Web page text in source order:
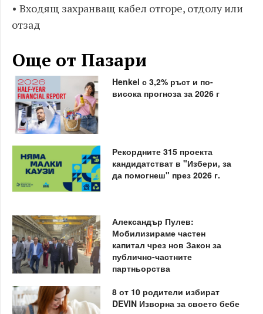
• Входящ захранващ кабел отгоре, отдолу или
отзад
Още от Пазари
Henkel с 3,2% ръст и по-
висока прогноза за 2026 г
Рекордните 315 проекта
кандидатстват в "Избери, за
да помогнеш" през 2026 г.
Александър Пулев:
Мобилизираме частен
капитал чрез нов Закон за
публично-частните
партньорства
8 от 10 родители избират
DEVIN Изворна за своето бебе